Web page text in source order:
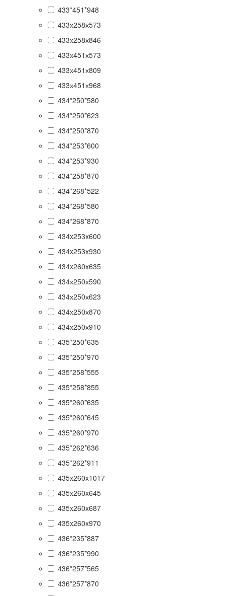
433*451*948
433х258х573
433х258х846
433х451х573
433х451х809
433х451х968
434*250*580
434*250*623
434*250*870
434*253*600
434*253*930
434*258*870
434*268*522
434*268*580
434*268*870
434x253x600
434x253x930
434x260x635
434х250х590
434х250х623
434х250х870
434х250х910
435*250*635
435*250*970
435*258*555
435*258*855
435*260*635
435*260*645
435*260*970
435*262*636
435*262*911
435x260x1017
435x260x645
435x260x687
435x260x970
436*235*887
436*235*990
436*257*565
436*257*870